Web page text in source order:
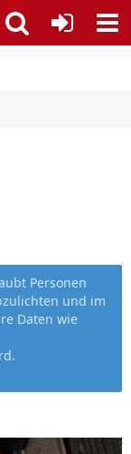
Personen
und im
Daten wie